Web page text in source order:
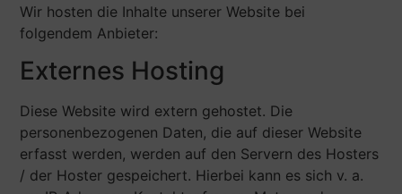
Wir hosten die Inhalte unserer Website bei
folgendem Anbieter:
Externes Hosting
Diese Website wird extern gehostet. Die
personenbezogenen Daten, die auf dieser Website
erfasst werden, werden auf den Servern des Hosters
/ der Hoster gespeichert. Hierbei kann es sich v. a.